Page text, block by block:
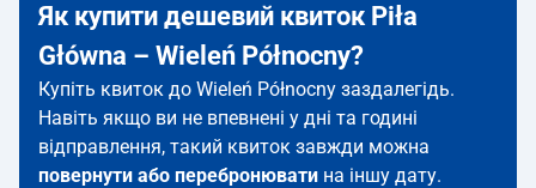
Як купити дешевий квиток Piła
Główna – Wieleń Północny?
Купіть квиток до Wieleń Północny заздалегідь.
Навіть якщо ви не впевнені у дні та годині
відправлення, такий квиток завжди можна
повернути або перебронювати на іншу дату.